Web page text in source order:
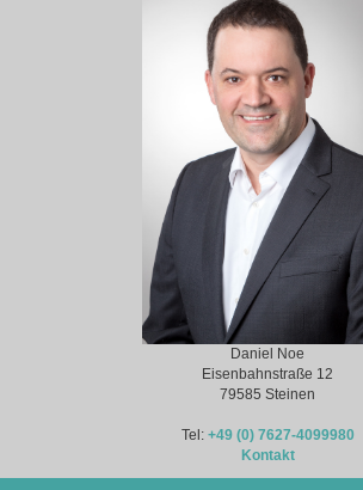
Daniel Noe
Eisenbahnstraße 12
79585 Steinen
Tel: +49 (0) 7627-4099980
Kontakt